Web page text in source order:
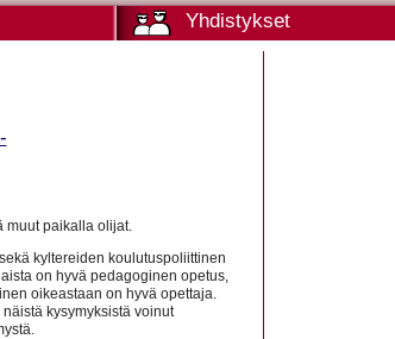
Yhdistykset
muut paikalla olijat.
kyltereiden koulutuspoliittinen
on hyvä pedagoginen opetus,
oikeastaan on hyvä opettaja.
kysymyksistä voinut